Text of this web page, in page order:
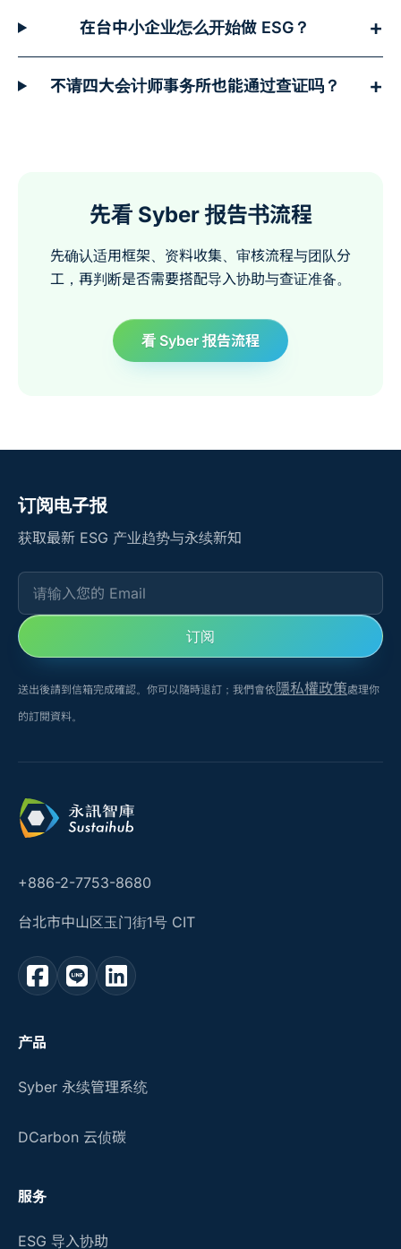
在台中小企业怎么开始做 ESG？ +
不请四大会计师事务所也能通过查证吗？ +
先看 Syber 报告书流程
先确认适用框架、资料收集、审核流程与团队分
工，再判断是否需要搭配导入协助与查证准备。
看 Syber 报告流程
订阅电子报
获取最新 ESG 产业趋势与永续新知
请输入您的 Email
订阅
送出後請到信箱完成確認。你可以隨時退訂；我們會依隱私權政策處理你
的訂閱資料。
+886-2-7753-8680
台北市中山区玉门街1号 CIT
产品
Syber 永续管理系统
DCarbon 云侦碳
服务
ESG 导入协助